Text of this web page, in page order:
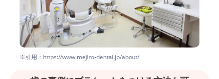
※引用：https://www.mejiro-dental.jp/about/